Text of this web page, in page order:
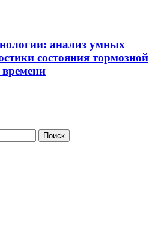
аккумуляторов на
систем современных